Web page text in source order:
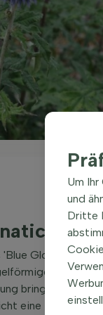
Glow', auch
blauen
bringt. Diese
eine Höhe von
Um
und
Dritte